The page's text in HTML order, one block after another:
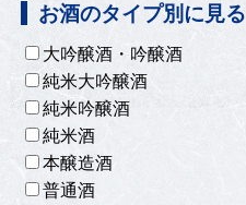
お酒のタイプ別に見る
大吟醸酒・吟醸酒
純米大吟醸酒
純米吟醸酒
純米酒
本醸造酒
普通酒